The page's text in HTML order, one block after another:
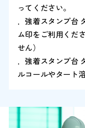
ってください。
．強着スタンプ
ム印をご利用くだ
せん）
．強着スタンプ台
ルコールやタート